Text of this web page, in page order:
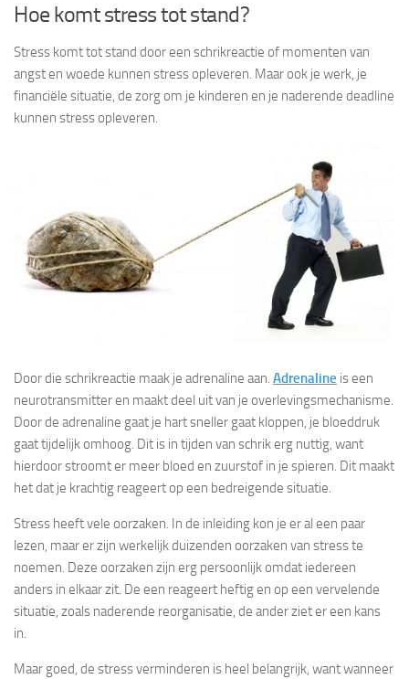
Hoe komt stress tot stand?
Stress komt tot stand door een schrikreactie of momenten van
angst en woede kunnen stress opleveren. Maar ook je werk, je
financiële situatie, de zorg om je kinderen en je naderende deadline
kunnen stress opleveren.
Door die schrikreactie maak je adrenaline aan. Adrenaline is een
neurotransmitter en maakt deel uit van je overlevingsmechanisme.
Door de adrenaline gaat je hart sneller gaat kloppen, je bloeddruk
gaat tijdelijk omhoog. Dit is in tijden van schrik erg nuttig, want
hierdoor stroomt er meer bloed en zuurstof in je spieren. Dit maakt
het dat je krachtig reageert op een bedreigende situatie.
Stress heeft vele oorzaken. In de inleiding kon je er al een paar
lezen, maar er zijn werkelijk duizenden oorzaken van stress te
noemen. Deze oorzaken zijn erg persoonlijk omdat iedereen
anders in elkaar zit. De een reageert heftig en op een vervelende
situatie, zoals naderende reorganisatie, de ander ziet er een kans
in.
Maar goed, de stress verminderen is heel belangrijk, want wanneer